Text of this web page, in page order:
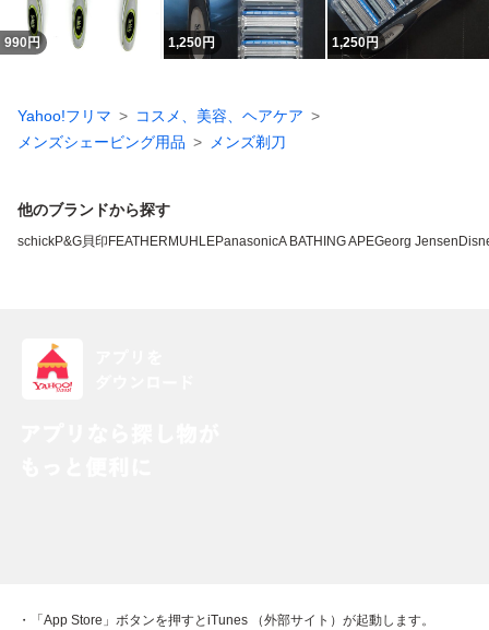
990 円 1,250円 1,250円
Yahoo!フリマ
コスメ、美容、ヘアケア
メンズシェービング用品
メンズ剃刀
他のブランドから探す
schickP&G貝印 FEATHER MUHLEPanasonicA BATHING APEGeorg Jensen
・「App Store」ボタンを押すとiTunes （外部サイト）が起動します。